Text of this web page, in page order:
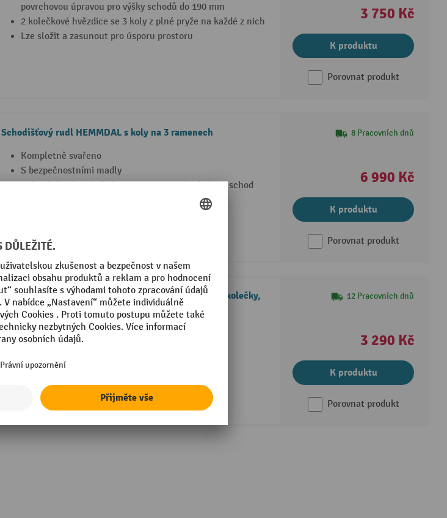
povrchovou úpravou pro výšky schodů do 190 mm
2 kolečkové hvězdice se 3 koly z plné pryže na každé z nich
Lze složit a zasunout pro úsporu prostoru
3 750 Kč
K produktu
Porovnat produkt
Schodišťový rudl HEMMDAL s koly na 3 ramenech
Kompletně svařeno
S bezpečnostními madly
Kola uložená na hvězdici se 3 rameny, vhodné pro schod
2 Varianty
8 Pracovních dnů
6 990 Kč
K produktu
Porovnat produkt
Schodišťový rudl HEMMDAL s 3ramennou hvězdicí s kolečky,
nosnost 250 kg
Svařovaný rám z ocelových trubek s povrchem
z práškového laku
Nosnost 250 kg
12 Pracovních dnů
3 290 Kč
K produktu
Porovnat produkt